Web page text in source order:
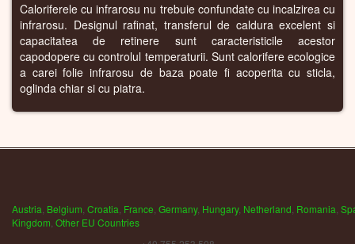
Caloriferele cu infrarosu nu trebuie confundate cu incalzirea cu
infrarosu. Designul rafinat, transferul de caldura excelent si
capacitatea de retinere sunt caracteristicile acestor
capodopere cu controlul temperaturii. Sunt calorifere ecologice
a carei folie infrarosu de baza poate fi acoperita cu sticla,
oglinda chiar si cu piatra.
Austria Belgium Croatia France Germany, Hungary, Netherland Romania
Kingdom Other EU Countries